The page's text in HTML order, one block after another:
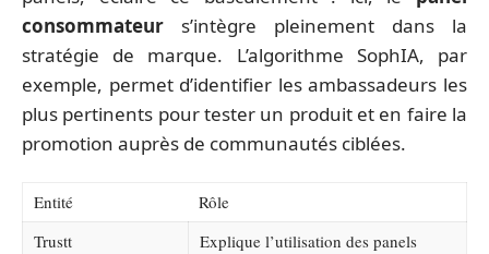
consommateur s’intègre pleinement dans la
stratégie de marque. L’algorithme SophIA, par
exemple, permet d’identifier les ambassadeurs les
plus pertinents pour tester un produit et en faire la
promotion auprès de communautés ciblées.
Entité
Rôle
Trustt
Explique l’utilisation des panels